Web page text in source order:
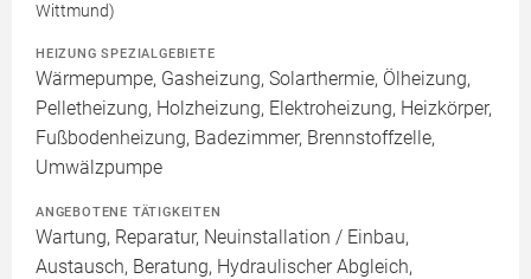
Wittmund)
HEIZUNG SPEZIALGEBIETE
Wärmepumpe, Gasheizung, Solarthermie, Ölheizung,
Pelletheizung, Holzheizung, Elektroheizung, Heizkörper,
Fußbodenheizung, Badezimmer, Brennstoffzelle,
Umwälzpumpe
ANGEBOTENE TÄTIGKEITEN
Wartung, Reparatur, Neuinstallation / Einbau,
Austausch, Beratung, Hydraulischer Abgleich,